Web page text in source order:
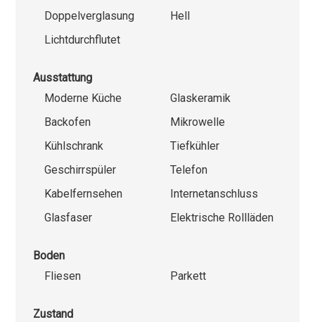
Doppelverglasung
Hell
Lichtdurchflutet
Ausstattung
Moderne Küche
Glaskeramik
Backofen
Mikrowelle
Kühlschrank
Tiefkühler
Geschirrspüler
Telefon
Kabelfernsehen
Internetanschluss
Glasfaser
Elektrische Rollläden
Boden
Fliesen
Parkett
Zustand